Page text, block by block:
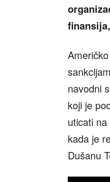
navodni
koji je
uticati
kada je
Dušanu